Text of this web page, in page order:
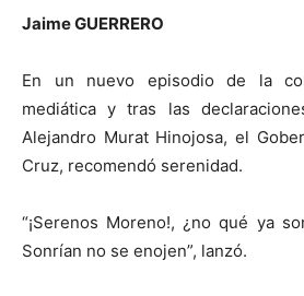
Jaime GUERRERO
En un nuevo episodio de la
mediática y tras las
Alejandro Murat Hinojosa, el
Cruz, recomendó serenidad.
“¡Serenos Moreno!, ¿no qué ya
Sonrían no se enojen”, lanzó.